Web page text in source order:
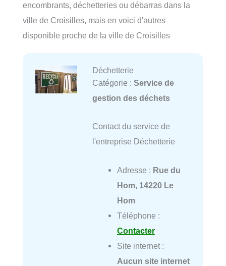
encombrants, déchetteries ou débarras dans la
ville de Croisilles, mais en voici d'autres
disponible proche de la ville de Croisilles
Déchetterie
Catégorie : Service de
gestion des déchets
Contact du service de
l'entreprise Déchetterie
Adresse : Rue du
Hom, 14220 Le
Hom
Téléphone :
Contacter
Site internet :
Aucun site internet